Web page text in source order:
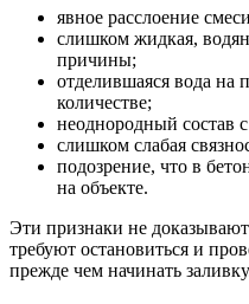
явное расслоение
слишком жидкая,
причины;
отделившаяся вода на
количестве;
неоднородный состав
слишком слабая
подозрение, что в
на объекте.
Эти признаки не
требуют остановиться и
прежде чем начинать